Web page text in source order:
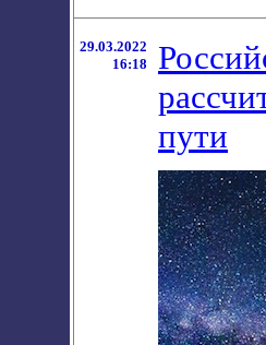
29.03.2022
16:18
пути